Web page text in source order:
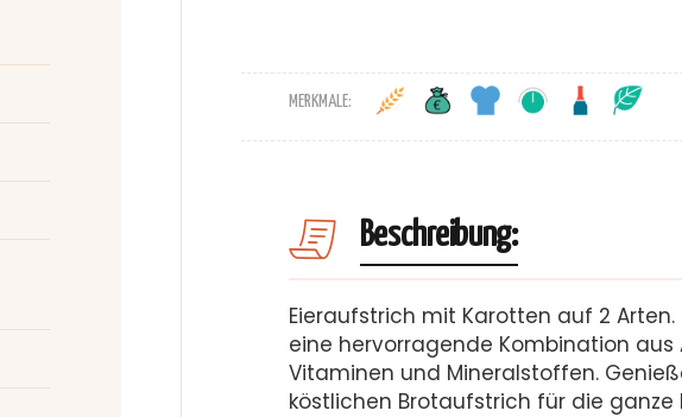
MERKMALE:
Beschreibung:
Eieraufstrich mit Karotten auf 2 Arten.
eine hervorragende Kombination aus
Vitaminen und Mineralstoffen.
köstlichen Brotaufstrich für die ganze